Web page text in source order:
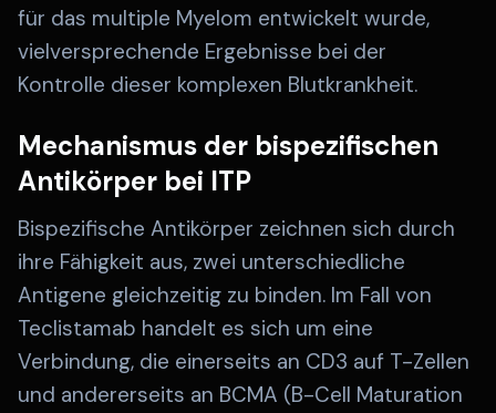
für das multiple Myelom entwickelt wurde,
vielversprechende Ergebnisse bei der
Kontrolle dieser komplexen Blutkrankheit.
Mechanismus der bispezifischen
Antikörper bei ITP
Bispezifische Antikörper zeichnen sich durch
ihre Fähigkeit aus, zwei unterschiedliche
Antigene gleichzeitig zu binden. Im Fall von
Teclistamab handelt es sich um eine
Verbindung, die einerseits an CD3 auf T-Zellen
und andererseits an BCMA (B-Cell Maturation